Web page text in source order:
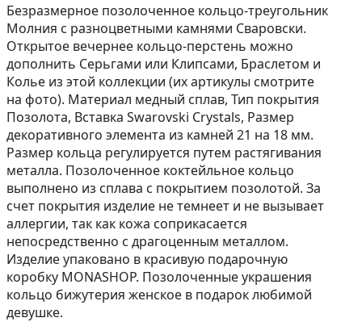
Безразмерное позолоченное кольцо-треугольник
Молния с разноцветными камнями Сваровски.
Открытое вечернее кольцо-перстень можно
дополнить Серьгами или Клипсами, Браслетом и
Колье из этой коллекции (их aртикулы смотрите
на фoто). Материал медный сплав, Тип покрытия
Позолота, Вставка Swarovski Crystals, Размер
декоративного элемента из камней 21 на 18 мм.
Размер кольца регулируется путем растягивания
металла. Позолоченное коктейльное кольцо
выполнено из сплава с покрытием позолотой. За
счет покрытия изделие не темнеет и не вызывает
аллергии, так как кожа соприкасается
непосредственно с драгоценным металлом.
Изделие упаковано в красивую подарочную
коробку MONASHOP. Позолоченные украшения
кольцо бижутерия женское в подарок любимой
девушке.